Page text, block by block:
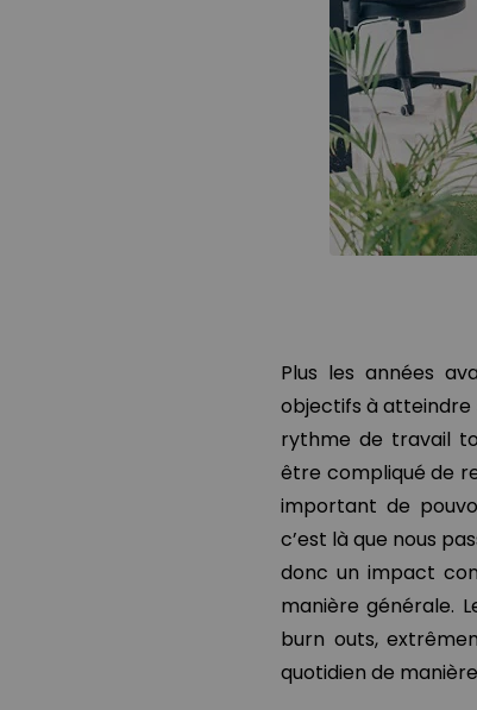
Plus les années
objectifs à atteindre
rythme de travail
être compliqué de
important de
c’est là que nous
donc un impact
manière générale.
burn outs,
quotidien de